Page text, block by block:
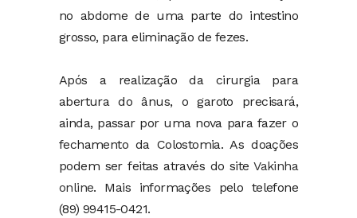
no abdome de uma parte do intestino
grosso, para eliminação de fezes.
Após a realização da cirurgia para
abertura do ânus, o garoto precisará,
ainda, passar por uma nova para fazer o
fechamento da Colostomia. As doações
podem ser feitas através do siteVakinha
online. Mais informações pelo telefone
(89) 99415-0421.